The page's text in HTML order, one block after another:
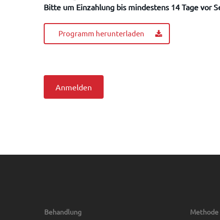
Bitte um Einzahlung bis mindestens 14 Tage vor
Programm herunterladen
Anmelden
Behandlung Methode